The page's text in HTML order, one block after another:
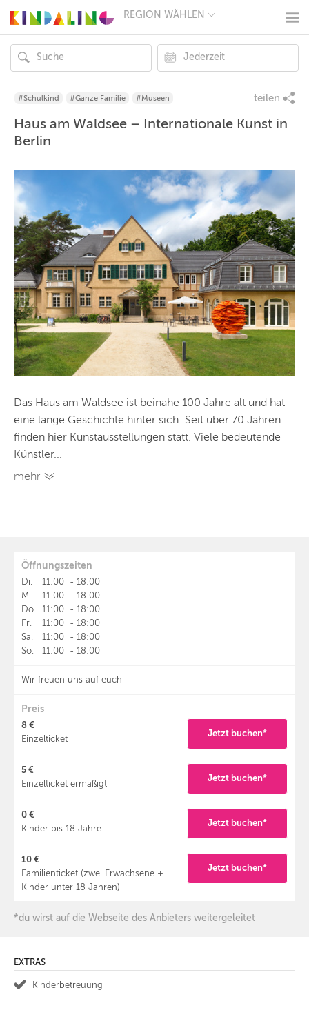
REGION WÄHLEN
MÜNCHEN
HAMBURG
FRANKFURT
KÖLN
DÜSSELDORF
ESSEN
NÜRNBERG
WIEN
ZÜRICH
ANDERE
REGIONEN
#Schulkind #Ganze Familie #Museen teilen
Haus am Waldsee – Internationale Kunst in
Berlin
Das Haus am Waldsee ist beinahe 100 Jahre alt und hat
eine lange Geschichte hinter sich: Seit über 70 Jahren
finden hier Kunstausstellungen statt. Viele bedeutende
Künstler...
mehr
Öffnungszeiten
Di. 11:00 - 18:00
Mi.
11:00 - 18:00
Do.
11:00 - 18:00
Fr.
11:00 - 18:00
Sa.
11:00 - 18:00
So.
11:00 - 18:00
Wir freuen uns auf euch
Preis
8 €
Einzelticket
Jetzt buchen*
5 €
Einzelticket ermäßigt
Jetzt buchen*
0 €
Kinder bis 18 Jahre
Jetzt buchen*
10 €
Familienticket (zwei Erwachsene +
Kinder unter 18 Jahren)
Jetzt buchen*
*du wirst auf die Webseite des Anbieters weitergeleitet
EXTRAS
Kinderbetreuung